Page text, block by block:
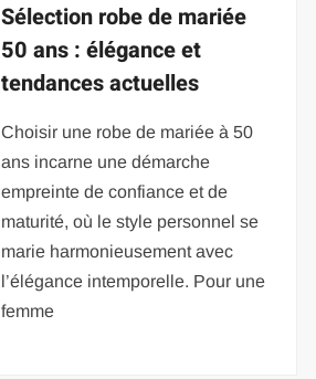
Sélection robe de mariée
50 ans : élégance et
tendances actuelles
Choisir une robe de mariée à 50
ans incarne une démarche
empreinte de confiance et de
maturité, où le style personnel se
marie harmonieusement avec
l’élégance intemporelle. Pour une
femme